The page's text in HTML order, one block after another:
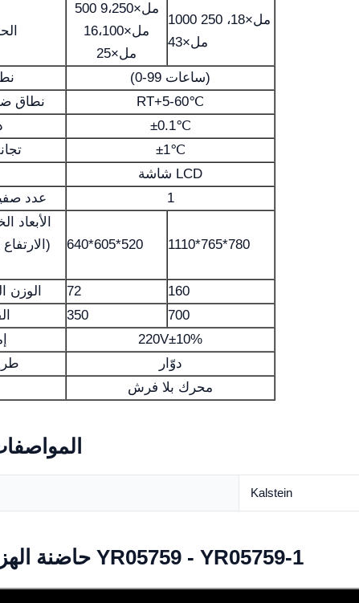
500 مل×9،250
مل×16،100
مل×25
1000 مل×18، 250
مل×43
(0-99 ساعات)
نطاق
RT+5-60℃
±0.1℃
±1℃
شاشة LCD
عدد
1
الأبعاد
640*605*520 1110*765*780
الوزن 72
160
350
700
220V±10%
دوّار
محرك بلا فرش
Kalstein
Video حاضنة الهز YR05759 - YR05759-1